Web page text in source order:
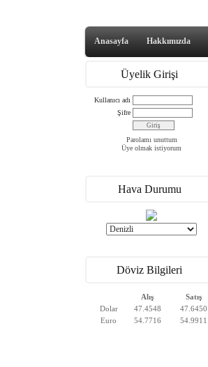
Anasayfa Hakkımızda
Üyelik Girişi
Kullanıcı adı
Şifre
Parolamı unuttum
Üye olmak istiyorum
Hava Durumu
Döviz Bilgileri
Alış
Satış
Dolar
47.4548
47.6450
Euro
54.7716 54.9911